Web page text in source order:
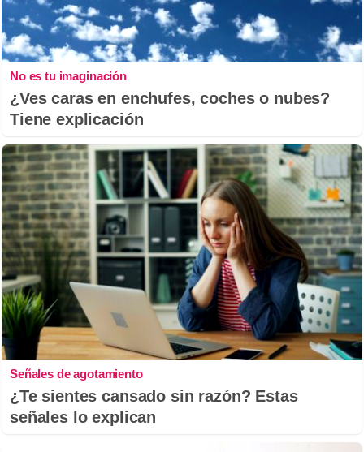
No es tu imaginación
¿Ves caras en enchufes, coches o nubes?
Tiene explicación
Señales de agotamiento
¿Te sientes cansado sin razón? Estas
señales lo explican